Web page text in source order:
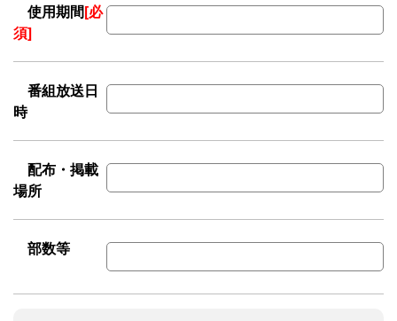
使用期間[必
須]
番組放送日
時
配布・掲載
場所
部数等